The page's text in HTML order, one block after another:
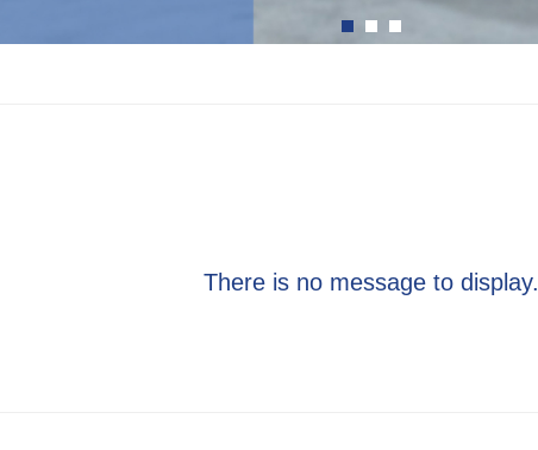
There is no message to display.